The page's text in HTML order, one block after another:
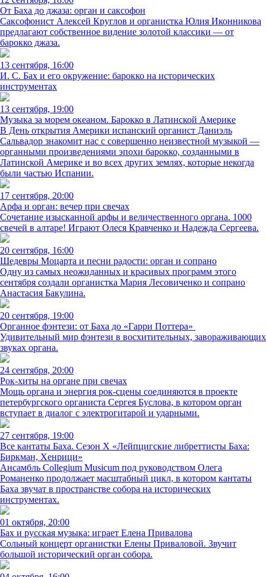
От Баха до джаза: орган и саксофон
Саксофонист Алексей Круглов и органистка Юлия Иконникова
предлагают собственное видение золотой классики — от
барокко джаза.
13 сентября, 16:00
И. С. Бах и его окружение: барокко на исторических
инструментах
13 сентября, 19:00
Музыка за морем океаном. Барокко в Латинской Америке
В День открытия Америки испанский органист Даниэль
Сальвадор знакомит нас с совершенно неизвестной музыкой —
органными произведениями эпохи барокко, созданными в
Латинской Америке и во всех других землях, которые некогда
были частью Испании.
17 сентября, 20:00
Арфа и орган: вечер при свечах
Сочетание изысканной арфы и величественного органа. 1000
свечей в алтаре! Играют Олеся Кравченко и Надежда Сергеева.
20 сентября, 16:00
Шедевры Моцарта и песни радости: орган и сопрано
Одну из самых неожиданных и красивых программ этого
сентября создали органистка Мария Лесовиченко и сопрано
Анастасия Бакулина.
20 сентября, 19:00
Органное фэнтези: от Баха до «Гарри Поттера»
Удивительный мир фэнтези в восхитительных, завораживающих
звуках органа.
24 сентября, 20:00
Рок-хиты на органе при свечах
Мощь органа и энергия рок-сцены соединяются в проекте
петербургского органиста Сергея Буслова, в котором орган
вступает в диалог с электрогитарой и ударными.
27 сентября, 19:00
Все кантаты Баха. Сезон X «Лейпцигские либреттисты Баха:
Биркман, Хенрици»
Ансамбль Collegium Musicum под руководством Олега
Романенко продолжает масштабный цикл, в котором кантаты
Баха звучат в пространстве собора на исторических
инструментах.
01 октября, 20:00
Бах и русская музыка: играет Елена Привалова
Сольный концерт органистки Елены Приваловой. Звучит
большой исторический орган собора.